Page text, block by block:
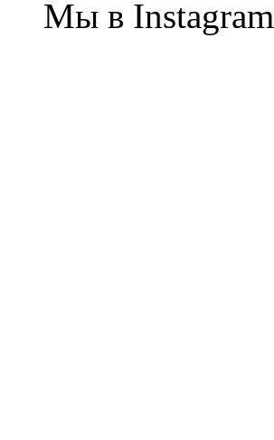
Мы в Instagram